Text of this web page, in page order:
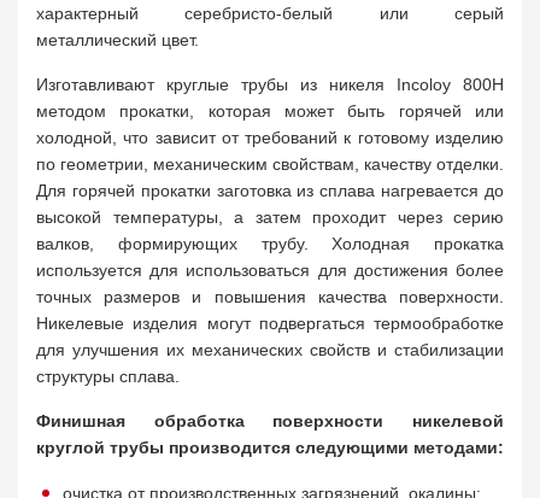
характерный серебристо-белый или серый
металлический цвет.
Изготавливают круглые трубы из никеля Incoloy 800H
методом прокатки, которая может быть горячей или
холодной, что зависит от требований к готовому изделию
по геометрии, механическим свойствам, качеству отделки.
Для горячей прокатки заготовка из сплава нагревается до
высокой температуры, а затем проходит через серию
валков, формирующих трубу. Холодная прокатка
используется для использоваться для достижения более
точных размеров и повышения качества поверхности.
Никелевые изделия могут подвергаться термообработке
для улучшения их механических свойств и стабилизации
структуры сплава.
Финишная обработка поверхности никелевой
круглой трубы производится следующими методами:
очистка от производственных загрязнений, окалины;